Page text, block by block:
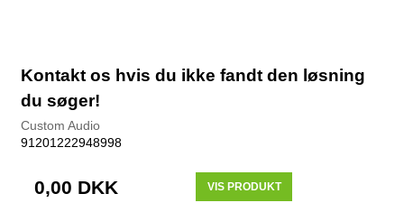
Kontakt os hvis du ikke fandt den løsning
du søger!
Custom Audio
91201222948998
0,00 DKK VIS PRODUKT